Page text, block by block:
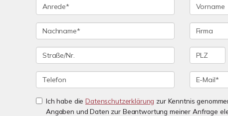
Ich habe dieDatenschutzerklärung zur Kenntnis
Angaben und Daten zur Beantwortung meiner Anfrage